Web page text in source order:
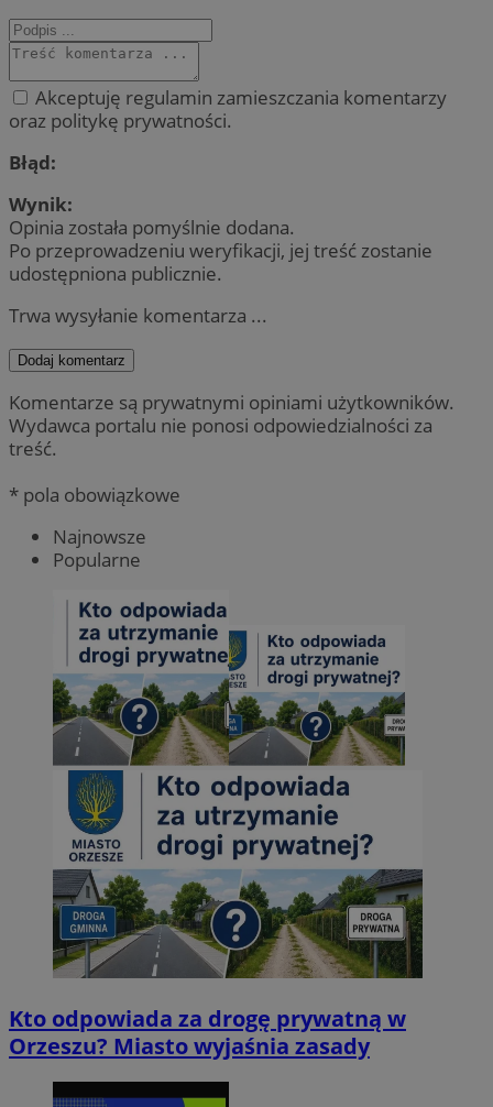
Akceptuję regulamin zamieszczania komentarzy
oraz politykę prywatności.
Błąd:
Wynik:
Opinia została pomyślnie dodana.
Po przeprowadzeniu weryfikacji, jej treść zostanie
udostępniona publicznie.
Trwa wysyłanie komentarza ...
Dodaj komentarz
Komentarze są prywatnymi opiniami użytkowników.
Wydawca portalu nie ponosi odpowiedzialności za
treść.
* pola obowiązkowe
Najnowsze
Popularne
Kto odpowiada za drogę prywatną w
Orzeszu? Miasto wyjaśnia zasady